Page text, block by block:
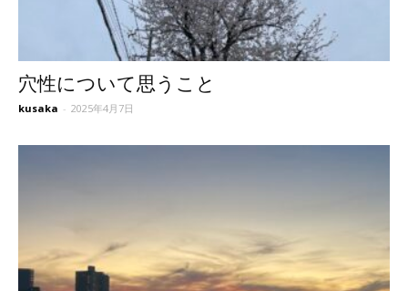
穴性について思うこと
kusaka - 2025年4月7日